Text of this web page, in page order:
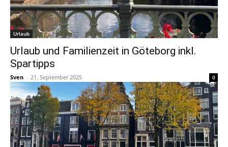
Urlaub
Urlaub und Familienzeit in Göteborg inkl.
Spartipps
Sven - 21. September 2025 0